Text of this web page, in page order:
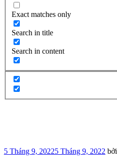
Exact matches only
Search in title
Search in content
Đăng
5 Tháng 9, 20225 Tháng 9, 2022 bởi